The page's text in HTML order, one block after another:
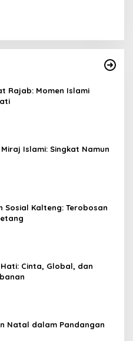
Rajab: Momen Islami
Islami: Singkat Namun
Sosial Kalteng: Terobosan
Cinta, Global, dan
Natal dalam Pandangan